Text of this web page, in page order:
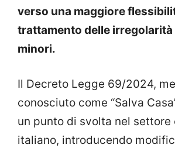
verso una maggiore
trattamento delle irregolarità
minori.
Il Decreto Legge 69/2024,
conosciuto come “Salva
un punto di svolta nel settore
italiano, introducendo